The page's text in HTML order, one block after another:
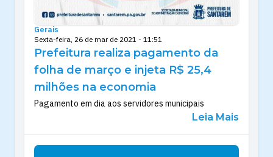
Gerais
Sexta-feira, 26 de mar de 2021 - 11:51
Prefeitura realiza pagamento da
folha de março e injeta R$ 25,4
milhões na economia
Pagamento em dia aos servidores municipais
Leia Mais